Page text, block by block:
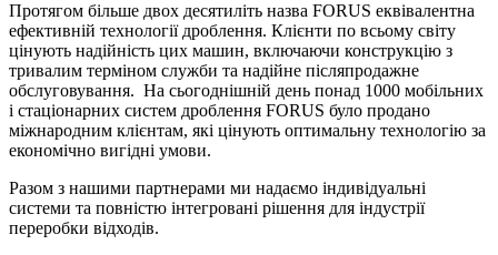
Протягом більше двох десятиліть назва FORUS еквівалентна
ефективній технології дроблення. Клієнти по всьому світу
цінують надійність цих машин, включаючи конструкцію з
тривалим терміном служби та надійне післяпродажне
обслуговування. На сьогоднішній день понад 1000 мобільних
і стаціонарних систем дроблення FORUS було продано
міжнародним клієнтам, які цінують оптимальну технологію за
економічно вигідні умови.
Разом з нашими партнерами ми надаємо індивідуальні
системи та повністю інтегровані рішення для індустрії
переробки відходів.